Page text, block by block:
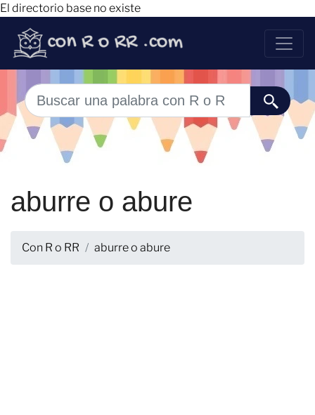
El directorio base no existe
aburre o abure
Con R o RR aburre o abure